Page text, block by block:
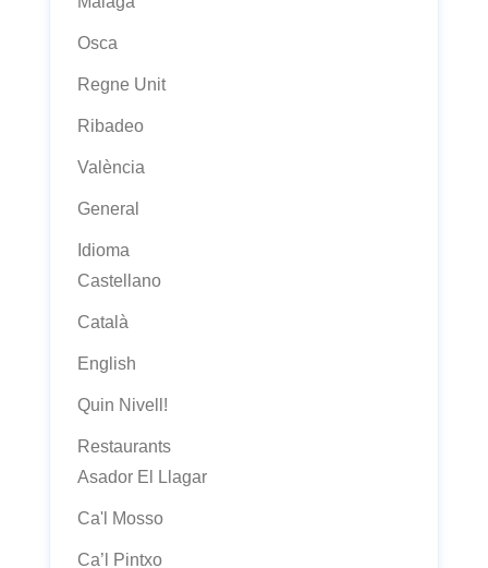
Osca
Regne Unit
Ribadeo
València
General
Idioma
Castellano
Català
English
Quin Nivell!
Restaurants
Asador El Llagar
Ca'l Mosso
Ca’l Pintxo